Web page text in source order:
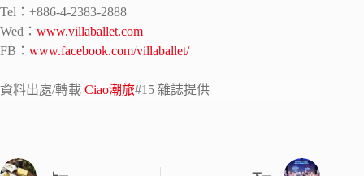
Tel：+886-4-2383-2888
Wed： www.villaballet.com
FB： www.facebook.com/villaballet/
資料出處/轉載 Ciao潮旅#15 雜誌提供